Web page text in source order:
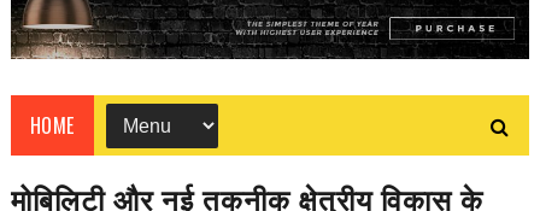
HOME
मोबिलिटी और नई तकनीक क्षेत्रीय विकास के